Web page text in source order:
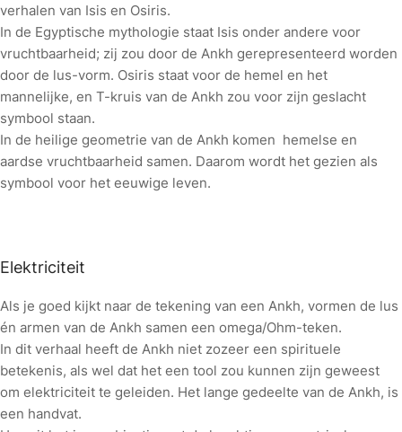
verhalen van Isis en Osiris.
In de Egyptische mythologie staat Isis onder andere voor
vruchtbaarheid; zij zou door de Ankh gerepresenteerd worden
door de lus-vorm. Osiris staat voor de hemel en het
mannelijke, en T-kruis van de Ankh zou voor zijn geslacht
symbool staan.
In de heilige geometrie van de Ankh komen hemelse en
aardse vruchtbaarheid samen. Daarom wordt het gezien als
symbool voor het eeuwige leven.
Elektriciteit
Als je goed kijkt naar de tekening van een Ankh, vormen de lus
én armen van de Ankh samen een omega/Ohm-teken.
In dit verhaal heeft de Ankh niet zozeer een spirituele
betekenis, als wel dat het een tool zou kunnen zijn geweest
om elektriciteit te geleiden. Het lange gedeelte van de Ankh, is
een handvat.